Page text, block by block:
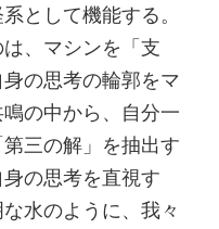
として機能する。
、マシンを「支
の思考の輪郭をマ
の中から、自分一
三の解」を抽出す
の思考を直視す
水のように、我々